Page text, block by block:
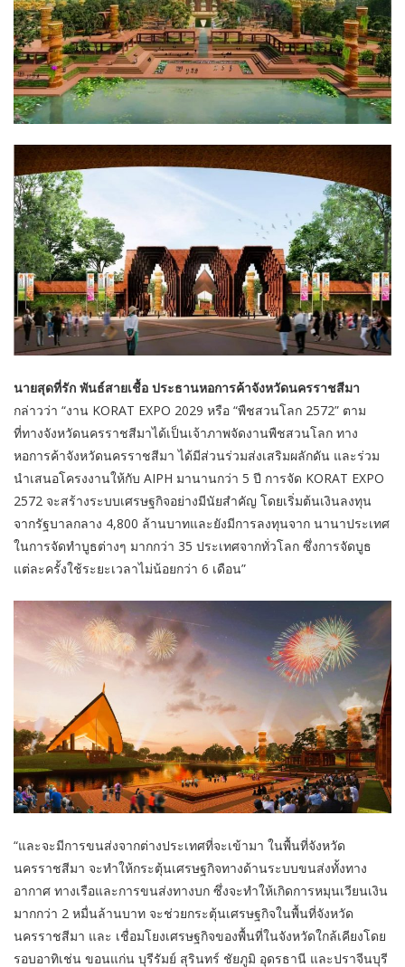
นายสุดที่รัก พันธ์สายเชื้อ ประธานหอการค้าจังหวัดนครราชสีมา
กล่าวว่า “งาน KORAT EXPO 2029 หรือ “พืชสวนโลก 2572” ตาม
ที่ทางจังหวัดนครราชสีมาได้เป็นเจ้าภาพจัดงานพืชสวนโลก ทาง
หอการค้าจังหวัดนครราชสีมา ได้มีส่วนร่วมส่งเสริมผลักดัน และร่วม
นำเสนอโครงงานให้กับ AIPH มานานกว่า 5 ปี การจัด KORAT EXPO
2572 จะสร้างระบบเศรษฐกิจอย่างมีนัยสำคัญ โดยเริ่มต้นเงินลงทุน
จากรัฐบาลกลาง 4,800 ล้านบาทและยังมีการลงทุนจาก นานาประเทศ
ในการจัดทำบูธต่างๆ มากกว่า 35 ประเทศจากทั่วโลก ซึ่งการจัดบูธ
แต่ละครั้งใช้ระยะเวลาไม่น้อยกว่า 6 เดือน”
“และจะมีการขนส่งจากต่างประเทศที่จะเข้ามา ในพื้นที่จังหวัด
นครราชสีมา จะทำให้กระตุ้นเศรษฐกิจทางด้านระบบขนส่งทั้งทาง
อากาศ ทางเรือและการขนส่งทางบก ซึ่งจะทำให้เกิดการหมุนเวียนเงิน
มากกว่า 2 หมื่นล้านบาท จะช่วยกระตุ้นเศรษฐกิจในพื้นที่จังหวัด
นครราชสีมา และ เชื่อมโยงเศรษฐกิจของพื้นที่ในจังหวัดใกล้เคียงโดย
รอบอาทิเช่น ขอนแก่น บุรีรัมย์ สุรินทร์ ชัยภูมิ อุดรธานี และปราจีนบุรี